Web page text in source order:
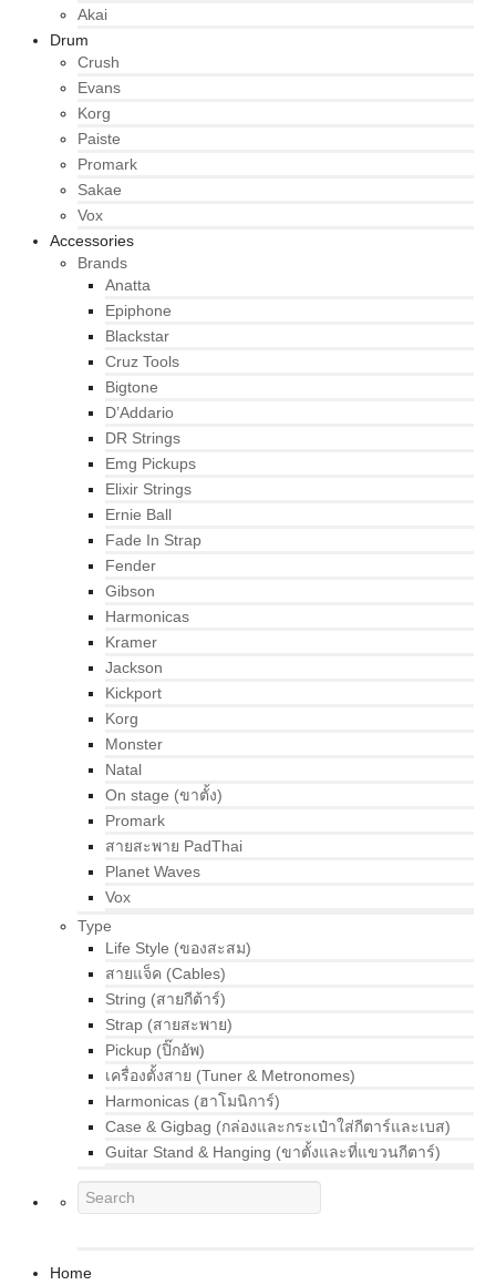
Akai
Drum
Crush
Evans
Korg
Paiste
Promark
Sakae
Vox
Accessories
Brands
Anatta
Epiphone
Blackstar
Cruz Tools
Bigtone
D’Addario
DR Strings
Emg Pickups
Elixir Strings
Ernie Ball
Fade In Strap
Fender
Gibson
Harmonicas
Kramer
Jackson
Kickport
Korg
Monster
Natal
On stage (ขาตั้ง)
Promark
สายสะพาย PadThai
Planet Waves
Vox
Type
Life Style (ของสะสม)
สายแจ็ค (Cables)
String (สายกีต้าร์)
Strap (สายสะพาย)
Pickup (ปิ๊กอัพ)
เครื่องตั้งสาย (Tuner & Metronomes)
Harmonicas (ฮาโมนิการ์)
Case & Gigbag (กล่องและกระเป๋าใส่กีตาร์และเบส)
Guitar Stand & Hanging (ขาตั้งและที่แขวนกีตาร์)
Home